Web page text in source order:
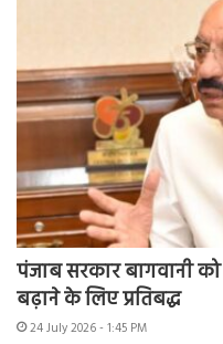
पंजाब सरकार बागवानी
बढ़ाने के लिए प्रतिबद्ध
24 July 2026 - 1:45 PM